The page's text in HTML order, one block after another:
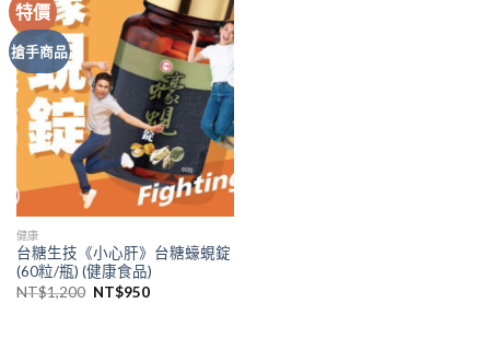
特價
搶手商品
Add to
wishlist
健康
台糖生技《小心肝》台糖蠔蜆錠
(60粒/瓶) (健康食品)
NT$1,200 NT$950